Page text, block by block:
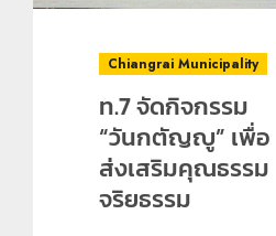
Chiangrai Municipality
ท.7 จัดกิจกรรม
“วันกตัญญู” เพื่อ
ส่งเสริมคุณธรรม
จริยธรรม